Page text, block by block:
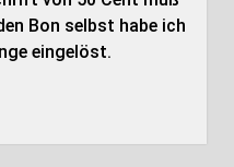
Bon selbst habe ich
eingelöst.